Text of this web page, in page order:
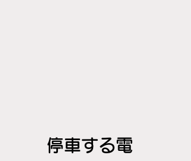
停車する電